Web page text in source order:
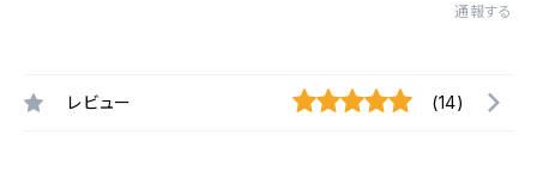
通報する
レビュー (14)